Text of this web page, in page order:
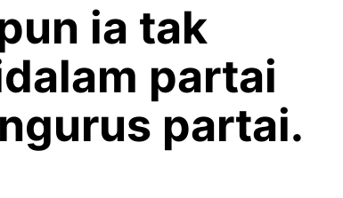
ia tak
partai
partai.